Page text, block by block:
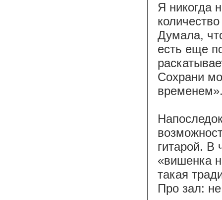
Я никогда
Думала,
есть еще
Сохрани
гитарой. В
«вишенка
такая
Про зал: